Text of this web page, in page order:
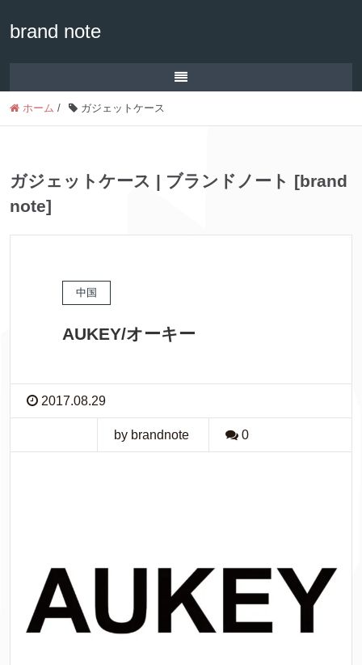
brand note
ホーム / ガジェットケース
ガジェットケース | ブランドノート [brand
note]
中国
AUKEY/オーキー
2017.08.29
by brandnote 0